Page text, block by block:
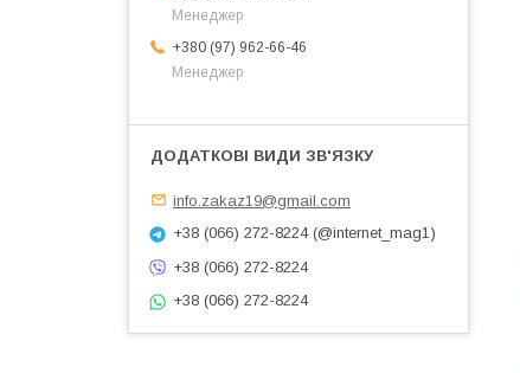
Менеджер
+380 (97) 962-66-46
Менеджер
info.zakaz19@gmail.com
+38 (066) 272-8224 (@internet_mag1)
+38 (066) 272-8224
+38 (066) 272-8224